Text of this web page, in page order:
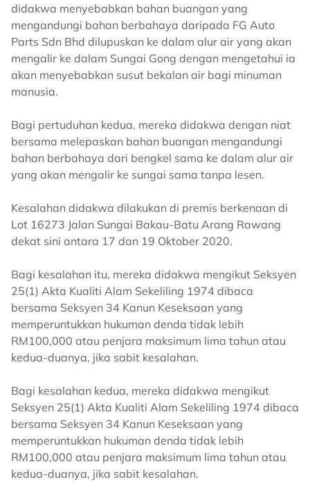
didakwa menyebabkan bahan buangan yang
mengandungi bahan berbahaya daripada FG Auto
Parts Sdn Bhd dilupuskan ke dalam alur air yang akan
mengalir ke dalam Sungai Gong dengan mengetahui ia
akan menyebabkan susut bekalan air bagi minuman
manusia.
Bagi pertuduhan kedua, mereka didakwa dengan niat
bersama melepaskan bahan buangan mengandungi
bahan berbahaya dari bengkel sama ke dalam alur air
yang akan mengalir ke sungai sama tanpa lesen.
Kesalahan didakwa dilakukan di premis berkenaan di
Lot 16273 Jalan Sungai Bakau-Batu Arang Rawang
dekat sini antara 17 dan 19 Oktober 2020.
Bagi kesalahan itu, mereka didakwa mengikut Seksyen
25(1) Akta Kualiti Alam Sekeliling 1974 dibaca
bersama Seksyen 34 Kanun Keseksaan yang
memperuntukkan hukuman denda tidak lebih
RM100,000 atau penjara maksimum lima tahun atau
kedua-duanya, jika sabit kesalahan.
Bagi kesalahan kedua, mereka didakwa mengikut
Seksyen 25(1) Akta Kualiti Alam Sekeliling 1974 dibaca
bersama Seksyen 34 Kanun Keseksaan yang
memperuntukkan hukuman denda tidak lebih
RM100,000 atau penjara maksimum lima tahun atau
kedua-duanya, jika sabit kesalahan.